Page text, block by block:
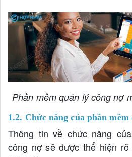
Phần mềm quản lý công nợ
1.2. Chức năng của phần
Thông tin về chức năng
công nợ sẽ được thể hiện